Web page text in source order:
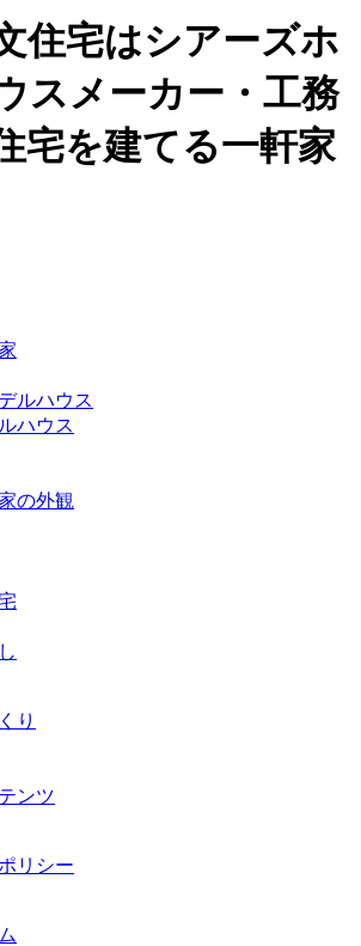
住宅はシアーズホ
スメーカー・工務
宅を建てる一軒家
ルハウス
ハウス
の外観
り
ンツ
リシー